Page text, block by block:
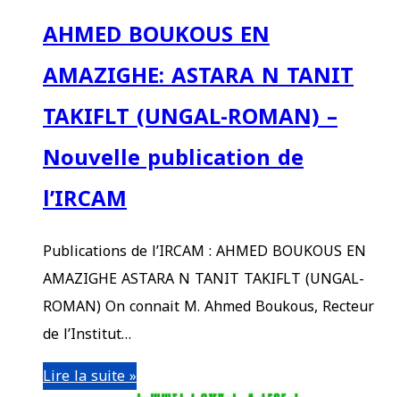
AHMED BOUKOUS EN
AMAZIGHE: ASTARA N TANIT
TAKIFLT (UNGAL-ROMAN) –
Nouvelle publication de
l’IRCAM
Publications de l’IRCAM : AHMED BOUKOUS EN
AMAZIGHE ASTARA N TANIT TAKIFLT (UNGAL-
ROMAN) On connait M. Ahmed Boukous, Recteur
de l’Institut…
Lire la suite »